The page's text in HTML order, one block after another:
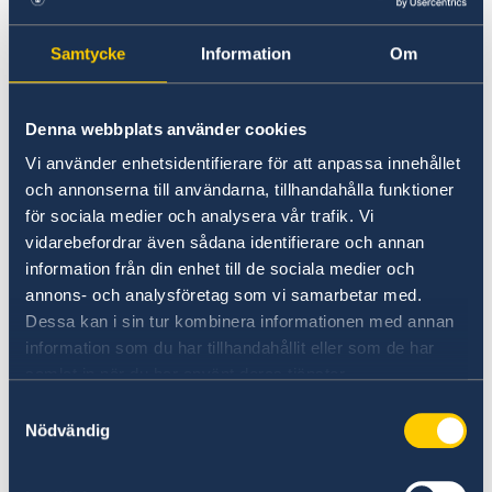
Samtycke Information Om
Denna webbplats använder cookies
Vi använder enhetsidentifierare för att anpassa innehållet
och annonserna till användarna, tillhandahålla funktioner
för sociala medier och analysera vår trafik. Vi
vidarebefordrar även sådana identifierare och annan
information från din enhet till de sociala medier och
annons- och analysföretag som vi samarbetar med.
Dessa kan i sin tur kombinera informationen med annan
information som du har tillhandahållit eller som de har
Nödvändig
För mer information om gällande nordiska
regelverk vid flytt, pendling mm. eller om du
vill uppmärksamma ett upplevt gränshinder,
Mer information
SOLVIT är ett nätverk för problemlösning där
EU-länderna samarbetar för att praktiskt lösa
problem som beror på att bestämmelserna för
den inre marknaden har tillämpats felaktigt.